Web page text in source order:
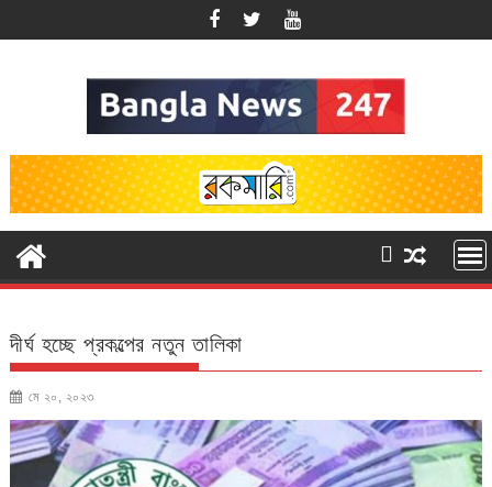
to
দীর্ঘ হচ্ছে প্রকল্পের নতুন তালিকা
মে ২০, ২০২৩